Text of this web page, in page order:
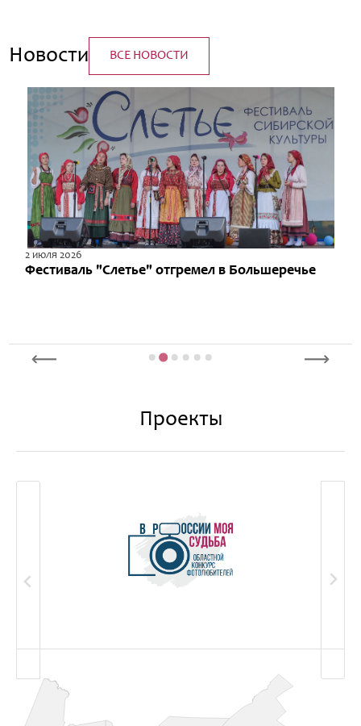
Новости ВСЕ НОВОСТИ
2 июля 2026
Фестиваль "Слетье" отгремел в Большеречье
Фестиваль "Слетье" отгремел в
Большеречье
Проекты